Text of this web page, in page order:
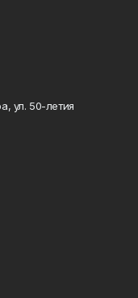
ул. 50-летия